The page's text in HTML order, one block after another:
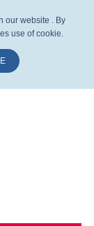
our website . By
use of cookie.